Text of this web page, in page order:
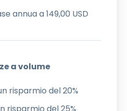
annua a149,00 USD
a volume
risparmio del 20%